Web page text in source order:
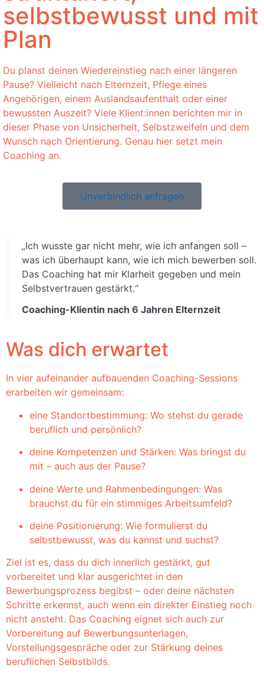
selbstbewusst und mit
Plan
Du planst deinen Wiedereinstieg nach einer längeren
Pause? Vielleicht nach Elternzeit, Pflege eines
Angehörigen, einem Auslandsaufenthalt oder einer
bewussten Auszeit? Viele Klient:innen berichten mir in
dieser Phase von Unsicherheit, Selbstzweifeln und dem
Wunsch nach Orientierung. Genau hier setzt mein
Coaching an.
Unverbindlich anfragen
„Ich wusste gar nicht mehr, wie ich anfangen soll –
was ich überhaupt kann, wie ich mich bewerben soll.
Das Coaching hat mir Klarheit gegeben und mein
Selbstvertrauen gestärkt.“
Coaching-Klientin nach 6 Jahren Elternzeit
Was dich erwartet
In vier aufeinander aufbauenden Coaching-Sessions
erarbeiten wir gemeinsam:
eine Standortbestimmung: Wo stehst du gerade
beruflich und persönlich?
deine Kompetenzen und Stärken: Was bringst du
mit – auch aus der Pause?
deine Werte und Rahmenbedingungen: Was
brauchst du für ein stimmiges Arbeitsumfeld?
deine Positionierung: Wie formulierst du
selbstbewusst, was du kannst und suchst?
Ziel ist es, dass du dich innerlich gestärkt, gut
vorbereitet und klar ausgerichtet in den
Bewerbungsprozess begibst – oder deine nächsten
Schritte erkennst, auch wenn ein direkter Einstieg noch
nicht ansteht. Das Coaching eignet sich auch zur
Vorbereitung auf Bewerbungsunterlagen,
Vorstellungsgespräche oder zur Stärkung deines
beruflichen Selbstbilds.